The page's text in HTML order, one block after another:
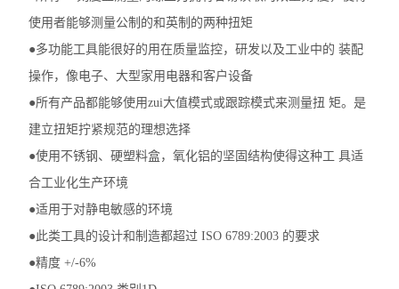
使用者能够测量公制的和英制的两种扭矩
●多功能工具能很好的用在质量监控，研发以及工业中的 装配
操作，像电子、大型家用电器和客户设备
●所有产品都能够使用zui大值模式或跟踪模式来测量扭 矩。是
建立扭矩拧紧规范的理想选择
●使用不锈钢、硬塑料盒，氧化铝的坚固结构使得这种工 具适
合工业化生产环境
●适用于对静电敏感的环境
●此类工具的设计和制造都超过 ISO 6789:2003 的要求
●精度 +/-6%